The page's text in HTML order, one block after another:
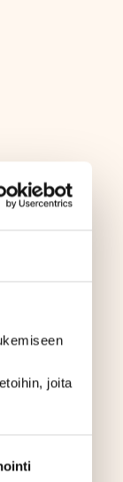
joita